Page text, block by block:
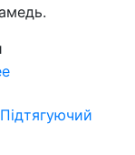
Підтягуючий